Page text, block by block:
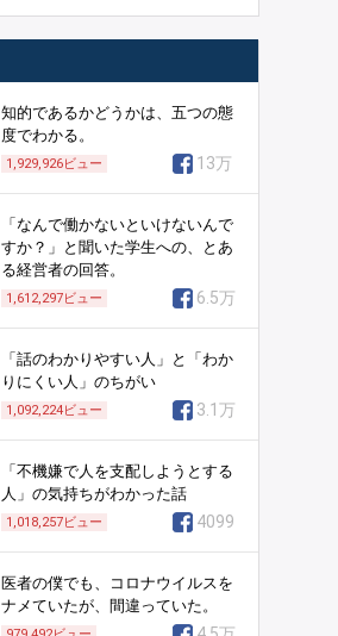
知的であるかどうかは、五つの態
度でわかる。
1,929,926ビュー 13万
「なんで働かないといけないんで
すか？」と聞いた学生への、とあ
る経営者の回答。
1,612,297ビュー 6.5万
「話のわかりやすい人」と「わか
りにくい人」のちがい
1,092,224ビュー 3.1万
「不機嫌で人を支配しようとする
人」の気持ちがわかった話
1,018,257ビュー 4099
医者の僕でも、コロナウイルスを
ナメていたが、間違っていた。